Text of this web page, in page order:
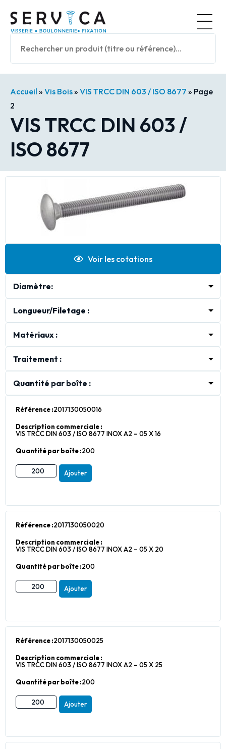
Accueil » Vis Bois» VIS TRCC DIN 603 / ISO 8677 » Page
2
VIS TRCC DIN 603 /
ISO 8677
Voir les cotations
Diamètre:
Longueur/Filetage :
220
240 25
55/55
60 65 70 75 80 90 10 12 16
Matériaux :
Traitement :
Quantité par boîte :
Référence :2017130050016
Description commerciale :
VIS TRCC DIN 603 / ISO 8677 INOX A2 – 05 X 16
Quantité par boîte :200
Ajouter
Référence :2017130050020
Description commerciale :
VIS TRCC DIN 603 / ISO 8677 INOX A2 – 05 X 20
Quantité par boîte :200
Ajouter
Référence :2017130050025
Description commerciale :
VIS TRCC DIN 603 / ISO 8677 INOX A2 – 05 X 25
Quantité par boîte :200
Ajouter